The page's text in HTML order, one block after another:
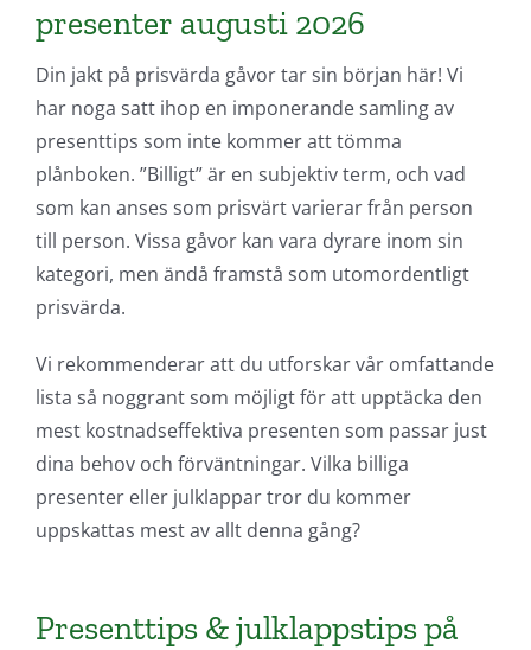
presenter augusti 2026
Din jakt på prisvärda gåvor tar sin början här! Vi
har noga satt ihop en imponerande samling av
presenttips som inte kommer att tömma
plånboken. ”Billigt” är en subjektiv term, och vad
som kan anses som prisvärt varierar från person
till person. Vissa gåvor kan vara dyrare inom sin
kategori, men ändå framstå som utomordentligt
prisvärda.
Vi rekommenderar att du utforskar vår omfattande
lista så noggrant som möjligt för att upptäcka den
mest kostnadseffektiva presenten som passar just
dina behov och förväntningar. Vilka billiga
presenter eller julklappar tror du kommer
uppskattas mest av allt denna gång?
Presenttips & julklappstips på